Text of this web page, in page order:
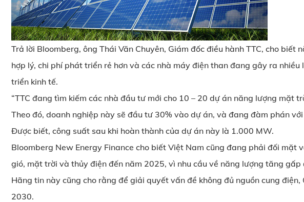
Trả lời Bloomberg, ông Thái Văn Chuyên, Giám đốc điều hành TTC, cho
hợp lý, chi phí phát triển rẻ hơn và các nhà máy điện than đang gây ra
triển kinh tế.
“TTC đang tìm kiếm các nhà đầu tư mới cho 10 – 20 dự án năng lượng mặt
Theo đó, doanh nghiệp này sẽ đầu tư 30% vào dự án, và đang đàm phán
Được biết, công suất sau khi hoàn thành của dự án này là 1.000 MW.
Bloomberg New Energy Finance cho biết Việt Nam cũng đang phải đối
gió, mặt trời và thủy điện đến năm 2025, vì nhu cầu về năng lượng tăng gấp
Hãng tin này cũng cho rằng để giải quyết vấn đề không đủ nguồn cung
2030.